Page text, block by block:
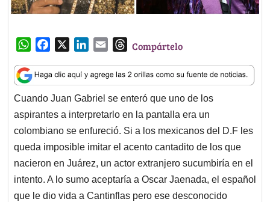
W
a
t
s
A
p
p
c
e
b
o
o
k
n
k
e
d
I
n
a
i
l
T
r
e
a
d
s
Compártelo
Cuando Juan Gabriel se enteró que uno de los
aspirantes a interpretarlo en la pantalla era un
colombiano se enfureció. Si a los mexicanos del D.F les
queda imposible imitar el acento cantadito de los que
nacieron en Juárez, un actor extranjero sucumbiría en el
intento. A lo sumo aceptaría a Oscar Jaenada, el español
que le dio vida a Cantinflas pero ese desconocido